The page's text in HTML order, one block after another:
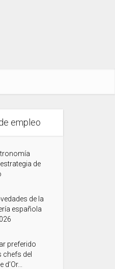
empleo
de
de la
española
preferido
chefs del